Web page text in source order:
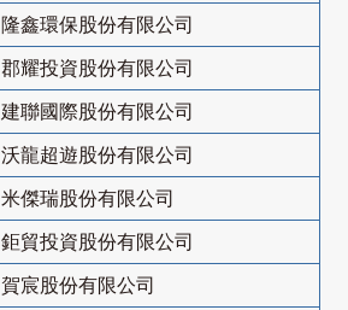
隆鑫環保股份有限公司
郡耀投資股份有限公司
建聯國際股份有限公司
沃龍超遊股份有限公司
米傑瑞股份有限公司
鉅貿投資股份有限公司
賀宸股份有限公司